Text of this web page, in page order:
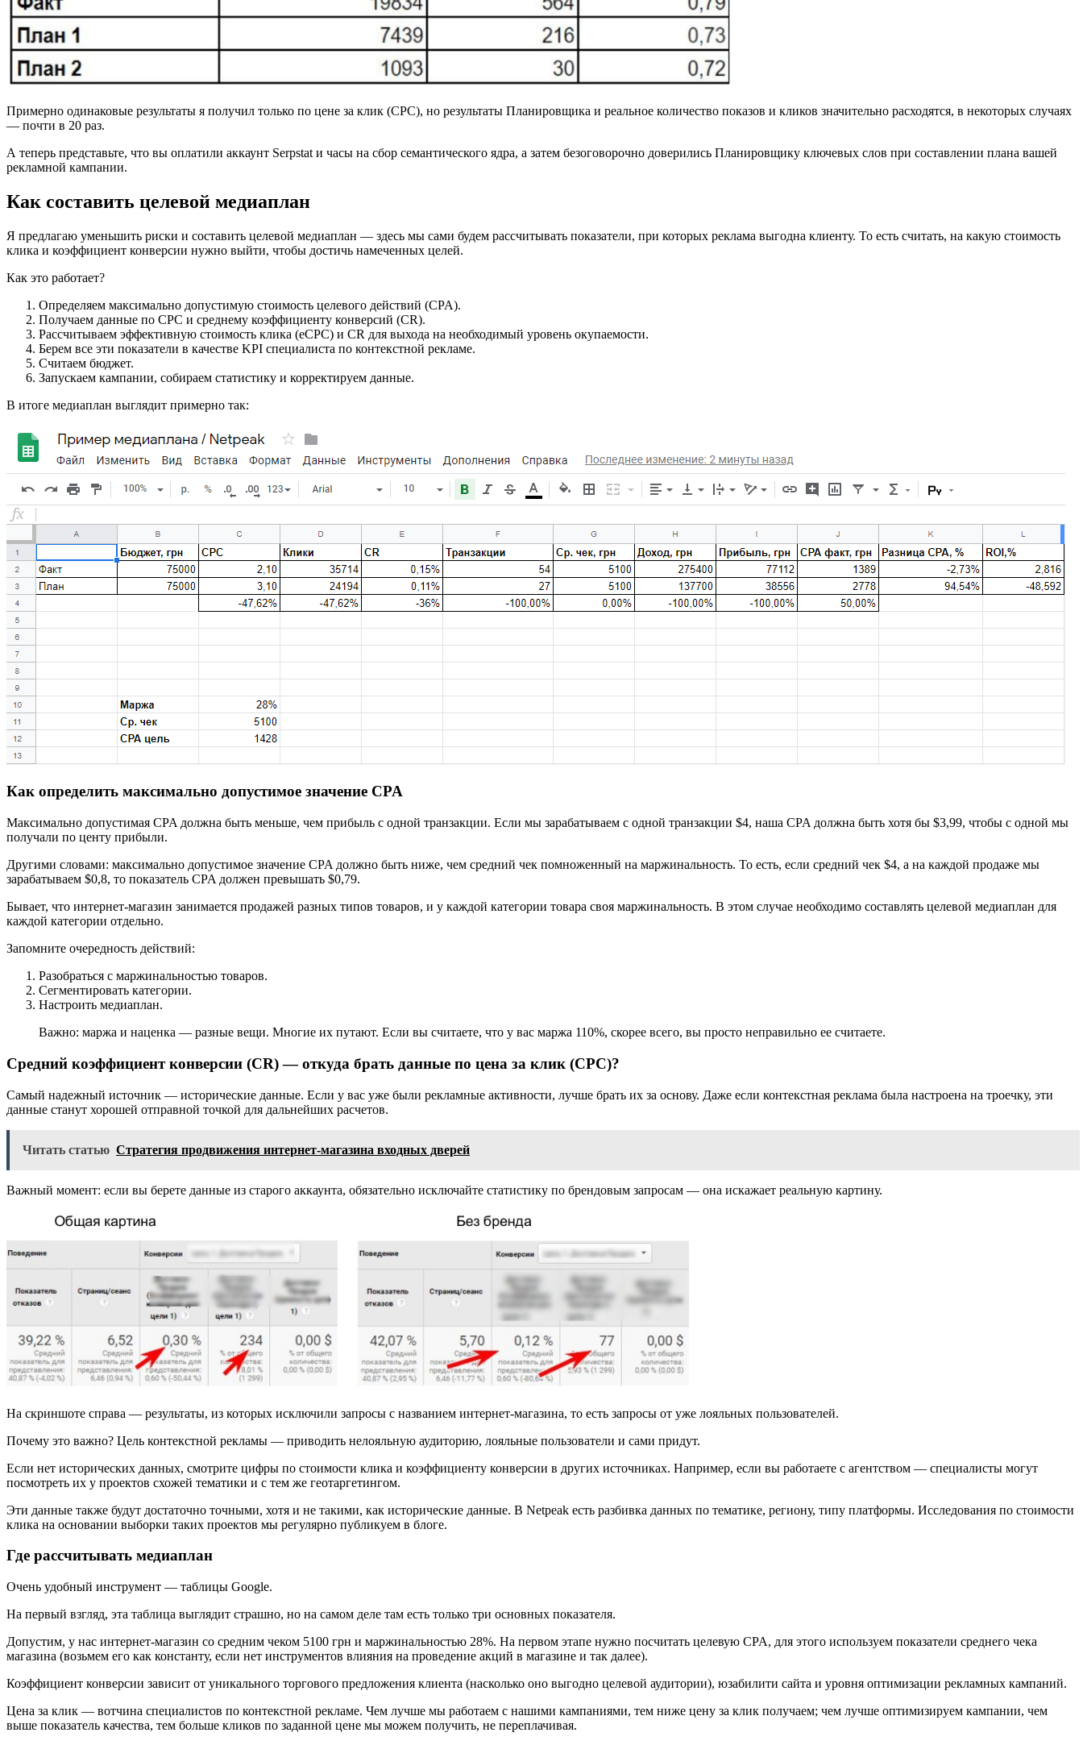
Примерно одинаковые результаты я получил только по цене за клик (CPC), но результаты Планировщика и реальное количество показов и кликов значительно расходятся, в некоторых случаях
— почти в 20 раз.
А теперь представьте, что вы оплатили аккаунт Serpstat и часы на сбор семантического ядра, а затем безоговорочно доверились Планировщику ключевых слов при составлении плана вашей
рекламной кампании.
Как составить целевой медиаплан
Я предлагаю уменьшить риски и составить целевой медиаплан — здесь мы сами будем рассчитывать показатели, при которых реклама выгодна клиенту. То есть считать, на какую стоимость
клика и коэффициент конверсии нужно выйти, чтобы достичь намеченных целей.
Как это работает?
Определяем максимально допустимую стоимость целевого действий (CPA).
Получаем данные по CPC и среднему коэффициенту конверсий (CR).
Рассчитываем эффективную стоимость клика (eCPC) и CR для выхода на необходимый уровень окупаемости.
Берем все эти показатели в качестве KPI специалиста по контекстной рекламе.
Считаем бюджет.
Запускаем кампании, собираем статистику и корректируем данные.
В итоге медиаплан выглядит примерно так:
Как определить максимально допустимое значение CPA
Максимально допустимая CPA должна быть меньше, чем прибыль с одной транзакции. Если мы зарабатываем с одной транзакции $4, наша CPA должна быть хотя бы $3,99, чтобы с одной мы
получали по центу прибыли.
Другими словами: максимально допустимое значение CPA должно быть ниже, чем средний чек помноженный на маржинальность. То есть, если средний чек $4, а на каждой продаже мы
зарабатываем $0,8, то показатель CPA должен превышать $0,79.
Бывает, что интернет-магазин занимается продажей разных типов товаров, и у каждой категории товара своя маржинальность. В этом случае необходимо составлять целевой медиаплан для
каждой категории отдельно.
Запомните очередность действий:
Разобраться с маржинальностью товаров.
Сегментировать категории.
Настроить медиаплан.
Важно: маржа и наценка — разные вещи. Многие их путают. Если вы считаете, что у вас маржа 110%, скорее всего, вы просто неправильно ее считаете.
Средний коэффициент конверсии (CR) — откуда брать данные по цена за клик (CPC)?
Самый надежный источник — исторические данные. Если у вас уже были рекламные активности, лучше брать их за основу. Даже если контекстная реклама была настроена на троечку, эти
данные станут хорошей отправной точкой для дальнейших расчетов.
Читать статью Стратегия продвижения интернет-магазина входных дверей
Важный момент: если вы берете данные из старого аккаунта, обязательно исключайте статистику по брендовым запросам — она искажает реальную картину.
На скриншоте справа — результаты, из которых исключили запросы с названием интернет-магазина, то есть запросы от уже лояльных пользователей.
Почему это важно? Цель контекстной рекламы — приводить нелояльную аудиторию, лояльные пользователи и сами придут.
Если нет исторических данных, смотрите цифры по стоимости клика и коэффициенту конверсии в других источниках. Например, если вы работаете с агентством — специалисты могут
посмотреть их у проектов схожей тематики и с тем же геотаргетингом.
Эти данные также будут достаточно точными, хотя и не такими, как исторические данные. В Netpeak есть разбивка данных по тематике, региону, типу платформы. Исследования по стоимости
клика на основании выборки таких проектов мы регулярно публикуем в блоге.
Где рассчитывать медиаплан
Очень удобный инструмент — таблицы Google.
На первый взгляд, эта таблица выглядит страшно, но на самом деле там есть только три основных показателя.
Допустим, у нас интернет-магазин со средним чеком 5100 грн и маржинальностью 28%. На первом этапе нужно посчитать целевую CPA, для этого используем показатели среднего чека
магазина (возьмем его как константу, если нет инструментов влияния на проведение акций в магазине и так далее).
Коэффициент конверсии зависит от уникального торгового предложения клиента (насколько оно выгодно целевой аудитории), юзабилити сайта и уровня оптимизации рекламных кампаний.
Цена за клик — вотчина специалистов по контекстной рекламе. Чем лучше мы работаем с нашими кампаниями, тем ниже цену за клик получаем; чем лучше оптимизируем кампании, чем
выше показатель качества, тем больше кликов по заданной цене мы можем получить, не переплачивая.